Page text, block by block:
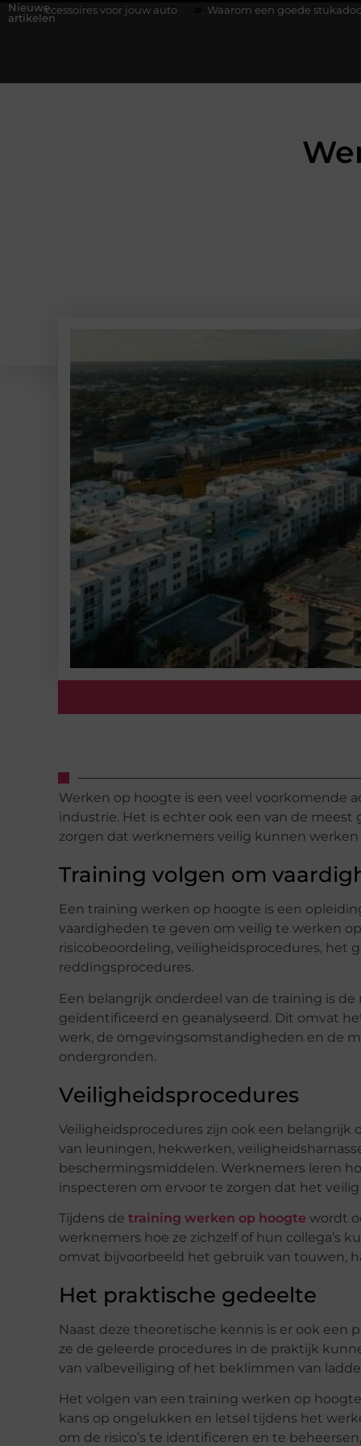
Nieuwe
artikelen
jouw auto Waarom een goede stukadoorgroothandel het
Werken op hoogte is een veel voorkomende
industrie. Het is echter ook een van de
zorgen dat werknemers veilig kunnen
Training volgen om
Een training werken op hoogte is een
vaardigheden te geven om veilig te werken
risicobeoordeling, veiligheidsprocedures, het
reddingsprocedures.
Een belangrijk onderdeel van de training is
geïdentificeerd en geanalyseerd. Dit omvat
werk, de omgevingsomstandigheden en de
ondergronden.
Veiligheidsprocedures
Veiligheidsprocedures zijn ook een
van leuningen, hekwerken,
beschermingsmiddelen. Werknemers leren
inspecteren om ervoor te zorgen dat het
Tijdens de training werken op hoogte wordt
werknemers hoe ze zichzelf of hun collega’s
omvat bijvoorbeeld het gebruik van touwen,
Het praktische gedeelte
Naast deze theoretische kennis is er ook een
ze de geleerde procedures in de praktijk
van valbeveiliging of het beklimmen van
Het volgen van een training werken op
kans op ongelukken en letsel tijdens het
om de risico’s te identificeren en te